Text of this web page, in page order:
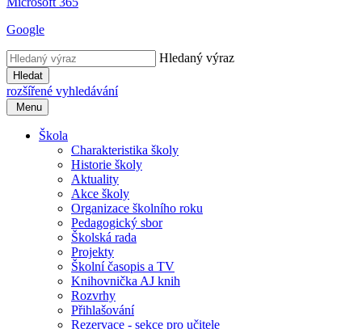
Google
Hledaný výraz
Hledat
rozšířené vyhledávání
Menu
Škola
Charakteristika školy
Historie školy
Aktuality
Akce školy
Organizace školního roku
Pedagogický sbor
Školská rada
Projekty
Školní časopis a TV
Knihovnička AJ knih
Rozvrhy
Přihlašování
Rezervace - sekce pro učitele